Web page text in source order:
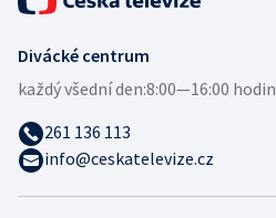
Divácké centrum
každý všední den:8:00—16:00 hodin
261 136 113
info@ceskatelevize.cz